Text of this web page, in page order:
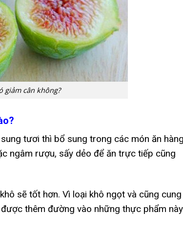
giảm cân không?
tươi thì bổ sung trong các món ăn
ngâm rượu, sấy dẻo để ăn trực tiếp cũng
sẽ tốt hơn. Vì loại khô ngọt và cũng cung
thêm đường vào những thực phẩm này